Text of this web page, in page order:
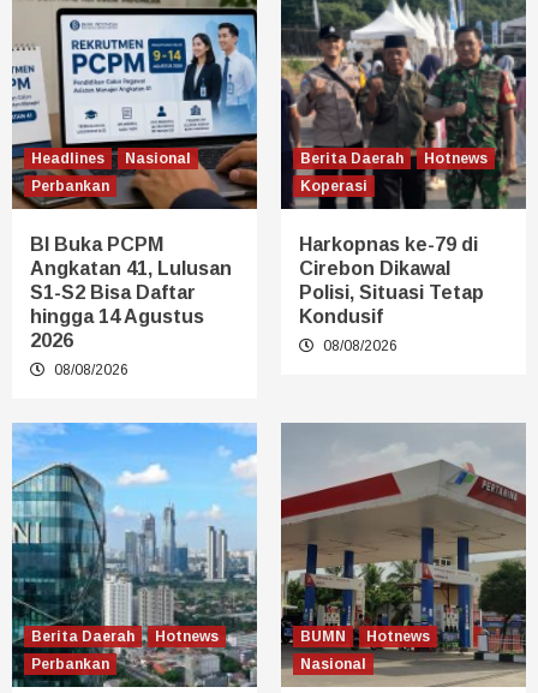
Headlines
Nasional
Perbankan
BI Buka PCPM
Angkatan 41, Lulusan
S1-S2 Bisa Daftar
hingga 14 Agustus
2026
08/08/2026
Berita Daerah
Hotnews
Koperasi
Harkopnas ke-79 di
Cirebon Dikawal
Polisi, Situasi Tetap
Kondusif
08/08/2026
Berita Daerah
Hotnews
Perbankan
BUMN
Hotnews
Nasional